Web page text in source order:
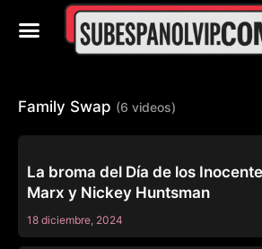
Family Swap (6 videos)
La broma del Día de los
Marx y Nickey Huntsman
18 diciembre, 2024